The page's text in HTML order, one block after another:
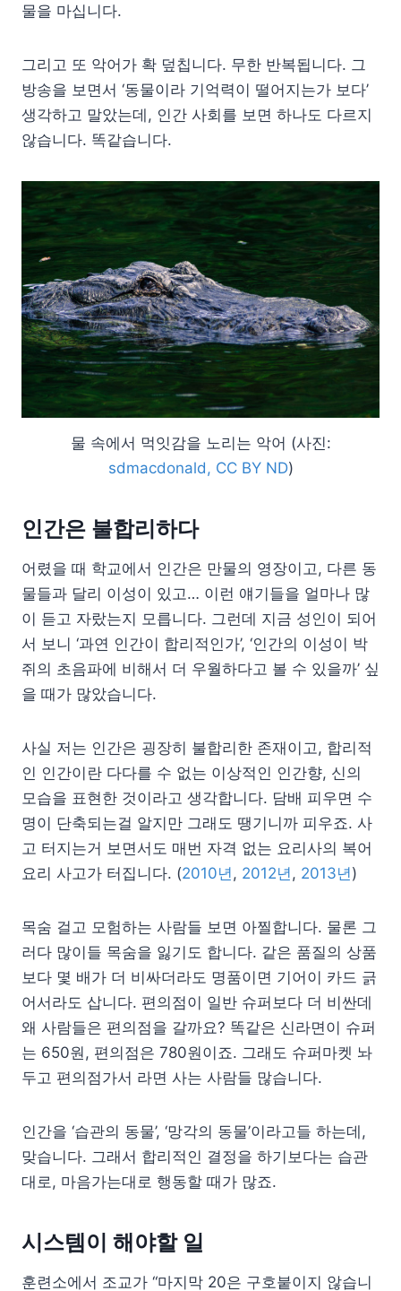
물을 마십니다.
그리고 또 악어가 확 덮칩니다. 무한 반복됩니다. 그
방송을 보면서 ‘동물이라 기억력이 떨어지는가 보다’
생각하고 말았는데, 인간 사회를 보면 하나도 다르지
않습니다. 똑같습니다.
물 속에서 먹잇감을 노리는 악어 (사진:
sdmacdonald, CC BY ND)
인간은 불합리하다
어렸을 때 학교에서 인간은 만물의 영장이고, 다른 동
물들과 달리 이성이 있고… 이런 얘기들을 얼마나 많
이 듣고 자랐는지 모릅니다. 그런데 지금 성인이 되어
서 보니 ‘과연 인간이 합리적인가’, ‘인간의 이성이 박
쥐의 초음파에 비해서 더 우월하다고 볼 수 있을까’ 싶
을 때가 많았습니다.
사실 저는 인간은 굉장히 불합리한 존재이고, 합리적
인 인간이란 다다를 수 없는 이상적인 인간향, 신의
모습을 표현한 것이라고 생각합니다. 담배 피우면 수
명이 단축되는걸 알지만 그래도 땡기니까 피우죠. 사
고 터지는거 보면서도 매번 자격 없는 요리사의 복어
요리 사고가 터집니다. (2010년, 2012년, 2013년)
목숨 걸고 모험하는 사람들 보면 아찔합니다. 물론 그
러다 많이들 목숨을 잃기도 합니다. 같은 품질의 상품
보다 몇 배가 더 비싸더라도 명품이면 기어이 카드 긁
어서라도 삽니다. 편의점이 일반 슈퍼보다 더 비싼데
왜 사람들은 편의점을 갈까요? 똑같은 신라면이 슈퍼
는 650원, 편의점은 780원이죠. 그래도 슈퍼마켓 놔
두고 편의점가서 라면 사는 사람들 많습니다.
인간을 ‘습관의 동물’, ‘망각의 동물’이라고들 하는데,
맞습니다. 그래서 합리적인 결정을 하기보다는 습관
대로, 마음가는대로 행동할 때가 많죠.
시스템이 해야할 일
훈련소에서 조교가 “마지막 20은 구호붙이지 않습니